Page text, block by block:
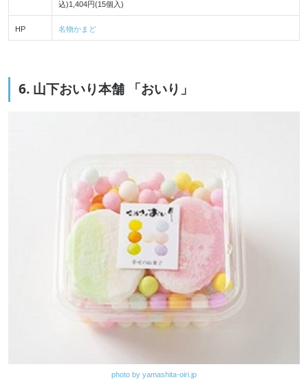
込)1,404円(15個入)
HP 名物かまど
6. 山下おいり本舗 「おいり」
photo by yamashita-oiri.jp